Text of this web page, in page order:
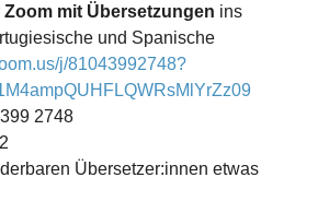
Zoom mit Übersetzungen ins
und Spanische
j/81043992748?
2748
Übersetzer:innen etwas